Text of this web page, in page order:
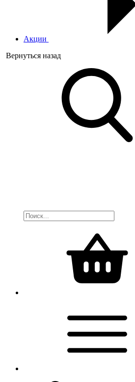
Акции
Вернуться назад